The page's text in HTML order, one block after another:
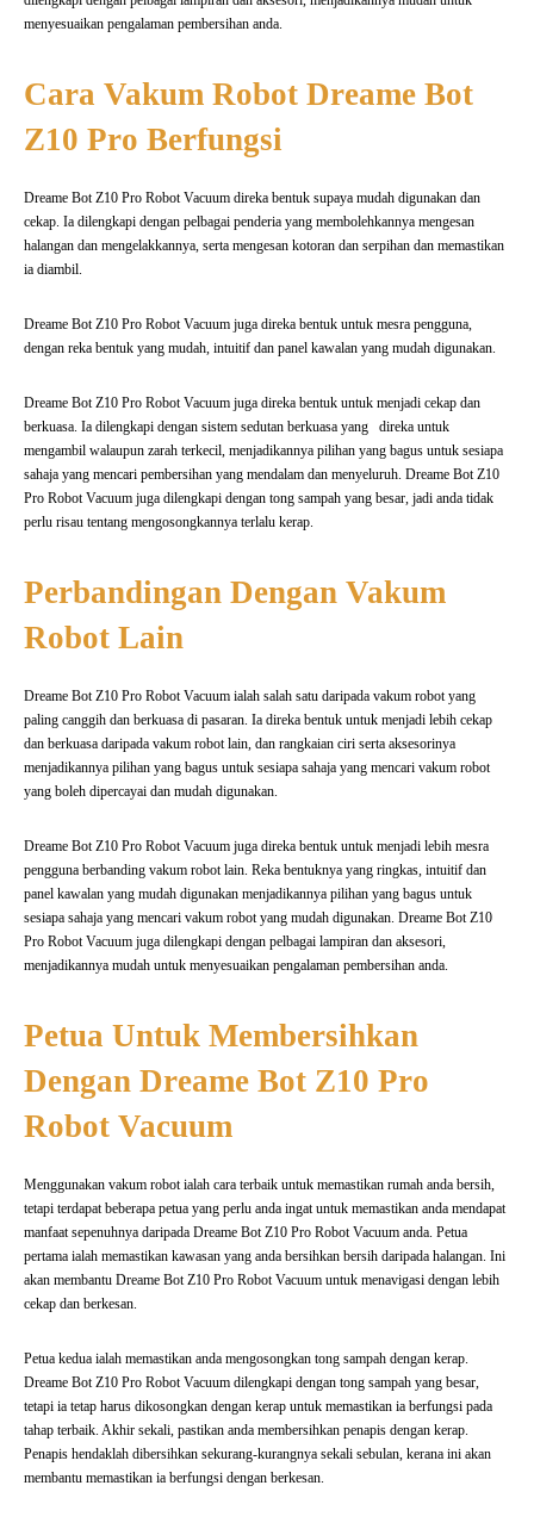
menyesuaikan pengalaman pembersihan anda.
Cara Vakum Robot Dreame Bot
Z10 Pro Berfungsi
Dreame Bot Z10 Pro Robot Vacuum direka bentuk supaya mudah digunakan dan
cekap. Ia dilengkapi dengan pelbagai penderia yang membolehkannya mengesan
halangan dan mengelakkannya, serta mengesan kotoran dan serpihan dan memastikan
ia diambil.
Dreame Bot Z10 Pro Robot Vacuum juga direka bentuk untuk mesra pengguna,
dengan reka bentuk yang mudah, intuitif dan panel kawalan yang mudah digunakan.
Dreame Bot Z10 Pro Robot Vacuum juga direka bentuk untuk menjadi cekap dan
berkuasa. Ia dilengkapi dengan sistem sedutan berkuasa yang direka untuk
mengambil walaupun zarah terkecil, menjadikannya pilihan yang bagus untuk sesiapa
sahaja yang mencari pembersihan yang mendalam dan menyeluruh. Dreame Bot Z10
Pro Robot Vacuum juga dilengkapi dengan tong sampah yang besar, jadi anda tidak
perlu risau tentang mengosongkannya terlalu kerap.
Perbandingan Dengan Vakum
Robot Lain
Dreame Bot Z10 Pro Robot Vacuum ialah salah satu daripada vakum robot yang
paling canggih dan berkuasa di pasaran. Ia direka bentuk untuk menjadi lebih cekap
dan berkuasa daripada vakum robot lain, dan rangkaian ciri serta aksesorinya
menjadikannya pilihan yang bagus untuk sesiapa sahaja yang mencari vakum robot
yang boleh dipercayai dan mudah digunakan.
Dreame Bot Z10 Pro Robot Vacuum juga direka bentuk untuk menjadi lebih mesra
pengguna berbanding vakum robot lain. Reka bentuknya yang ringkas, intuitif dan
panel kawalan yang mudah digunakan menjadikannya pilihan yang bagus untuk
sesiapa sahaja yang mencari vakum robot yang mudah digunakan. Dreame Bot Z10
Pro Robot Vacuum juga dilengkapi dengan pelbagai lampiran dan aksesori,
menjadikannya mudah untuk menyesuaikan pengalaman pembersihan anda.
Petua Untuk Membersihkan
Dengan Dreame Bot Z10 Pro
Robot Vacuum
Menggunakan vakum robot ialah cara terbaik untuk memastikan rumah anda bersih,
tetapi terdapat beberapa petua yang perlu anda ingat untuk memastikan anda mendapat
manfaat sepenuhnya daripada Dreame Bot Z10 Pro Robot Vacuum anda. Petua
pertama ialah memastikan kawasan yang anda bersihkan bersih daripada halangan. Ini
akan membantu Dreame Bot Z10 Pro Robot Vacuum untuk menavigasi dengan lebih
cekap dan berkesan.
Petua kedua ialah memastikan anda mengosongkan tong sampah dengan kerap.
Dreame Bot Z10 Pro Robot Vacuum dilengkapi dengan tong sampah yang besar,
tetapi ia tetap harus dikosongkan dengan kerap untuk memastikan ia berfungsi pada
tahap terbaik. Akhir sekali, pastikan anda membersihkan penapis dengan kerap.
Penapis hendaklah dibersihkan sekurang-kurangnya sekali sebulan, kerana ini akan
membantu memastikan ia berfungsi dengan berkesan.